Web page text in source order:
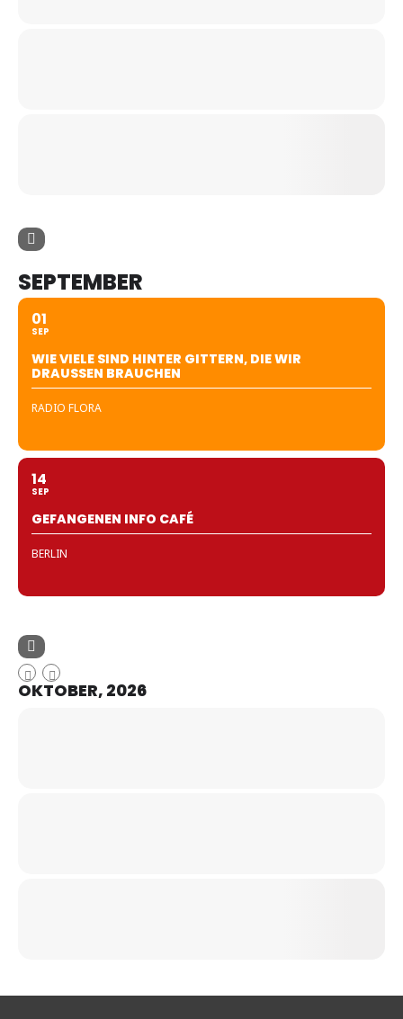
SEPTEMBER
01
SEP
WIE VIELE SIND HINTER GITTERN, DIE WIR
DRAUSSEN BRAUCHEN
RADIO FLORA
14
SEP
GEFANGENEN INFO CAFÉ
BERLIN
OKTOBER, 2026